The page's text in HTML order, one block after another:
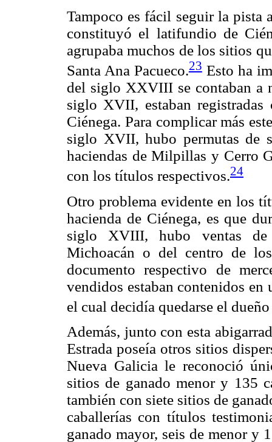
Tampoco es fácil seguir la pista
constituyó el latifundio de
agrupaba muchos de los sitios
Santa Ana Pacueco.23Esto ha
del siglo XXVIII se contaban a
siglo XVII, estaban
Ciénega. Para complicar más
siglo XVII, hubo permutas de
haciendas de Milpillas y Cerro
con los títulos respectivos.24
Otro problema evidente en los
hacienda de Ciénega, es que
siglo XVIII, hubo ventas de
Michoacán o del centro de
documento respectivo de
vendidos estaban contenidos
el cual decidía quedarse el
Además, junto con esta
Estrada poseía otros sitios
Nueva Galicia le reconoció
sitios de ganado menor y 135
también con siete sitios de
caballerías con títulos
ganado mayor, seis de menor y